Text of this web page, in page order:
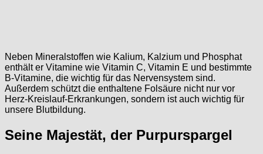
Neben Mineralstoffen wie Kalium, Kalzium und Phosphat
enthält er Vitamine wie Vitamin C, Vitamin E und bestimmte
B-Vitamine, die wichtig für das Nervensystem sind.
Außerdem schützt die enthaltene Folsäure nicht nur vor
Herz-Kreislauf-Erkrankungen, sondern ist auch wichtig für
unsere Blutbildung.
Seine Majestät, der Purpurspargel